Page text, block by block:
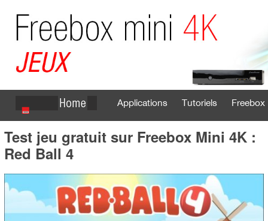
Applications Tutoriels Freebox
Se connecter S'inscrire
Test jeu gratuit sur Freebox Mini 4K :
Red Ball 4